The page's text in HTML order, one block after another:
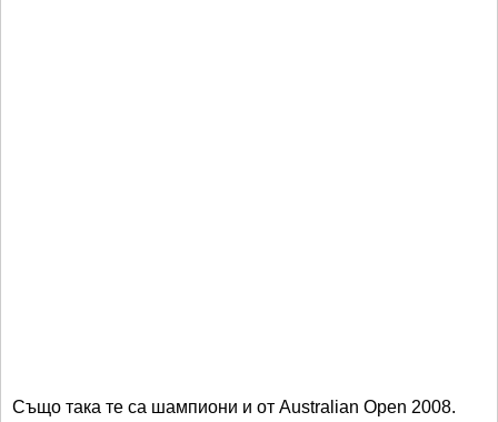
Също така те са шампиони и от Australian Open 2008.